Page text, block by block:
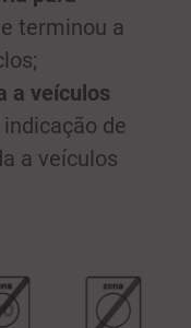
terminou a
a veículos
indicação de
a veículos